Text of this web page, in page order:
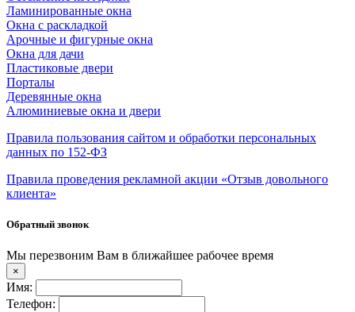
Ламинированные окна
Окна с раскладкой
Арочные и фигурные окна
Окна для дачи
Пластиковые двери
Порталы
Деревянные окна
Алюминиевые окна и двери
Правила пользования сайтом и обработки персональных
данных по 152-ФЗ
Правила проведения рекламной акции «Отзыв довольного
клиента»
Обратный звонок
Мы перезвоним Вам в ближайшее рабочее время
×
Имя:
Телефон: